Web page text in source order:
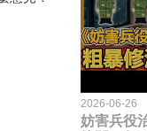
2026-06-26
妨害兵役